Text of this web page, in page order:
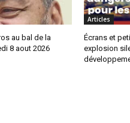
au bal de la
8 aout 2026
Articles
Écrans et
explosion